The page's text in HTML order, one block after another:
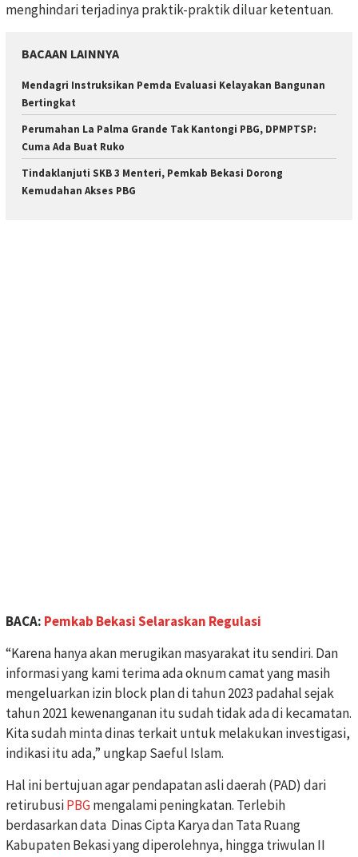
menghindari terjadinya praktik-praktik diluar ketentuan.
BACAAN LAINNYA
Mendagri Instruksikan Pemda Evaluasi Kelayakan Bangunan
Bertingkat
Perumahan La Palma Grande Tak Kantongi PBG, DPMPTSP:
Cuma Ada Buat Ruko
Tindaklanjuti SKB 3 Menteri, Pemkab Bekasi Dorong
Kemudahan Akses PBG
BACA: Pemkab Bekasi Selaraskan Regulasi
“Karena hanya akan merugikan masyarakat itu sendiri. Dan
informasi yang kami terima ada oknum camat yang masih
mengeluarkan izin block plan di tahun 2023 padahal sejak
tahun 2021 kewenanganan itu sudah tidak ada di kecamatan.
Kita sudah minta dinas terkait untuk melakukan investigasi,
indikasi itu ada,” ungkap Saeful Islam.
Hal ini bertujuan agar pendapatan asli daerah (PAD) dari
retirubusiPBGmengalami peningkatan. Terlebih
berdasarkan data Dinas Cipta Karya dan Tata Ruang
Kabupaten Bekasi yang diperolehnya, hingga triwulan II